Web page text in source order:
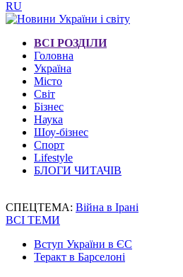
RU
ВСІ РОЗДІЛИ
Головна
Україна
Місто
Світ
Бізнес
Наука
Шоу-бізнес
Спорт
Lifestyle
БЛОГИ ЧИТАЧІВ
СПЕЦТЕМА: Війна в Ірані
ВСІ ТЕМИ
Вступ України в ЄС
Теракт в Барселоні